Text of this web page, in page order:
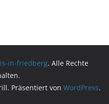
in-friedberg. Alle Rechte
Präsentiert von WordPress.